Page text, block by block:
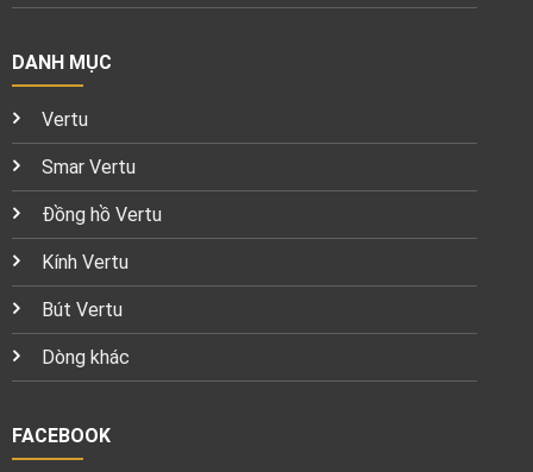
DANH MỤC
Vertu
Smar Vertu
Đồng hồ Vertu
Kính Vertu
Bút Vertu
Dòng khác
FACEBOOK